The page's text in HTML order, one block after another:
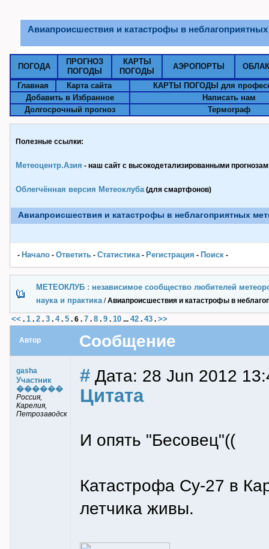
Авиапроисшествия и катастрофы в
ПОГОДА
ПРОГНОЗ
ПОГОДЫ
КАРТЫ
ПОГОДЫ
АЭРОПОРТЫ
Главная Карта сайта
КАРТЫ ПОГОДЫ для
Добавить в Избранное
Написать нам
Долгосрочный прогноз
Термограф
Полезные ссылки:
Метеоцентр.Азия - наш сайт с высокодетализированными
Облегчённая версия Метеоклуба(для смартфонов)
Авиапроисшествия и катастрофы в неблагоприятных
- Начало - Ответить - Статистика- Pегистрация - Поиск -
МЕТЕОКЛУБ : независимое сообщество любителей
наука и практика/Авиапроисшествия и катастрофы в
<< . 1 . 2 . 3 . 4. 5 . 6 . 7 . 8 . 9 . 10 ... 42 . 43 . >>
Автор Сообщение
gasha
Участник
������
Россия,
Карелия,
Петрозаводск
# Дата: 28 Jun 2012
Цитата
И опять "Бесовец"((
Катастрофа Су-27 в
летчика живы.